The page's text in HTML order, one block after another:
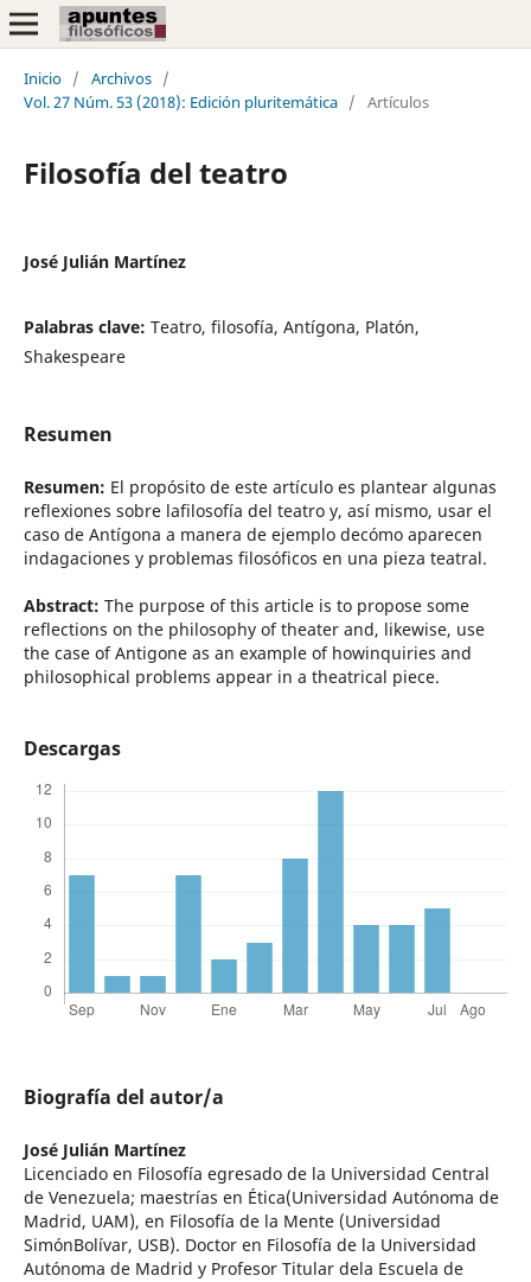
Inicio / Archivos /
Vol. 27 Núm. 53 (2018): Edición pluritemática / Artículos
Filosofía del teatro
José Julián Martínez
Palabras clave: Teatro, filosofía, Antígona, Platón,
Shakespeare
Resumen
Resumen: El propósito de este artículo es plantear algunas
reflexiones sobre lafilosofía del teatro y, así mismo, usar el
caso de Antígona a manera de ejemplo decómo aparecen
indagaciones y problemas filosóficos en una pieza teatral.
Abstract: The purpose of this article is to propose some
reflections on the philosophy of theater and, likewise, use
the case of Antigone as an example of howinquiries and
philosophical problems appear in a theatrical piece.
Descargas
Biografía del autor/a
José Julián Martínez
Licenciado en Filosofía egresado de la Universidad Central
de Venezuela; maestrías en Ética(Universidad Autónoma de
Madrid, UAM), en Filosofía de la Mente (Universidad
SimónBolívar, USB). Doctor en Filosofía de la Universidad
Autónoma de Madrid y Profesor Titular dela Escuela de